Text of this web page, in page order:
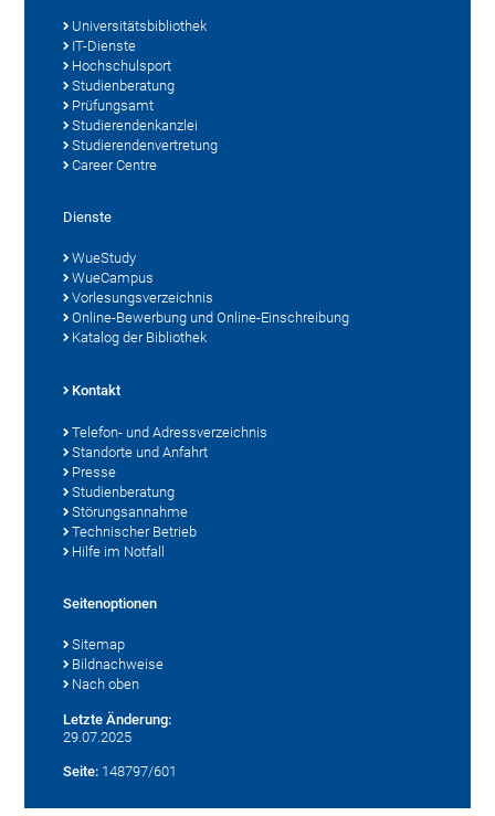
Universitätsbibliothek
IT-Dienste
Hochschulsport
Studienberatung
Prüfungsamt
Studierendenkanzlei
Studierendenvertretung
Career Centre
Dienste
WueStudy
WueCampus
Vorlesungsverzeichnis
Online-Bewerbung und Online-Einschreibung
Katalog der Bibliothek
Kontakt
Telefon- und Adressverzeichnis
Standorte und Anfahrt
Presse
Studienberatung
Störungsannahme
Technischer Betrieb
Hilfe im Notfall
Seitenoptionen
Sitemap
Bildnachweise
Nach oben
Letzte Änderung:
29.07.2025
Seite: 148797/601